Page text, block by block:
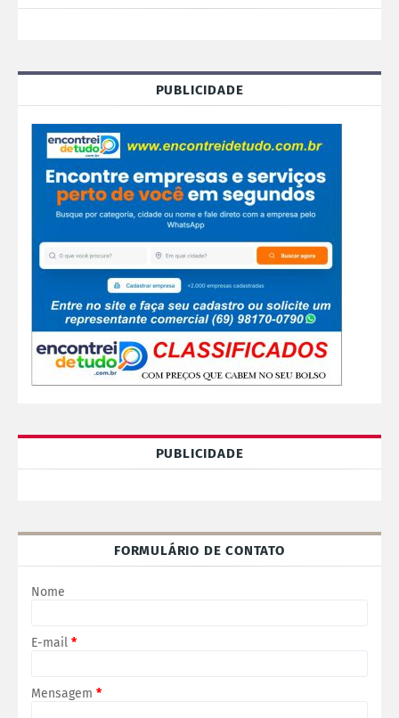
PUBLICIDADE
PUBLICIDADE
FORMULÁRIO DE CONTATO
Nome
E-mail *
Mensagem *